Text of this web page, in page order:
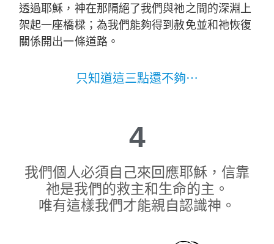
透過耶穌，神在那隔絕了我們與祂之間的深淵上
架起一座橋樑；為我們能夠得到赦免並和祂恢復
關係開出一條道路。
只知道這三點還不夠⋯
4
我們個人必須自己來回應耶穌，信靠
祂是我們的救主和生命的主。
唯有這樣我們才能親自認識神。